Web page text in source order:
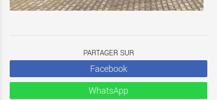
PARTAGER SUR
Facebook
WhatsApp